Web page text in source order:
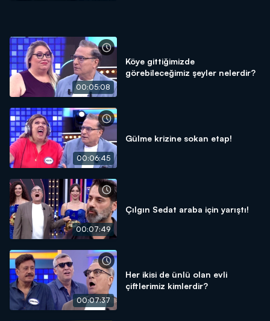
00:05:08
Köye gittiğimizde
görebileceğimiz şeyler nelerdir?
00:06:45
Gülme krizine sokan etap!
00:07:49
Çılgın Sedat araba için yarıştı!
00:07:37
Her ikisi de ünlü olan evli
çiftlerimiz kimlerdir?